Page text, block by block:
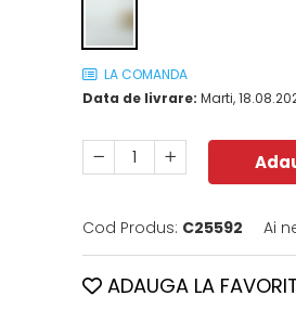
LA COMANDA
Data de livrare: Marti,
Cod Produs: C25592 Ai
ADAUGA LA